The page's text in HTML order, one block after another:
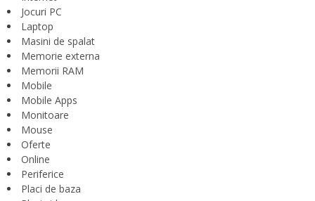
Jocuri PC
Laptop
Masini de spalat
Memorie externa
Memorii RAM
Mobile
Mobile Apps
Monitoare
Mouse
Oferte
Online
Periferice
Placi de baza